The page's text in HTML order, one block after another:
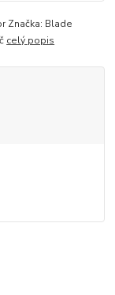
Značka: Blade
celý popis